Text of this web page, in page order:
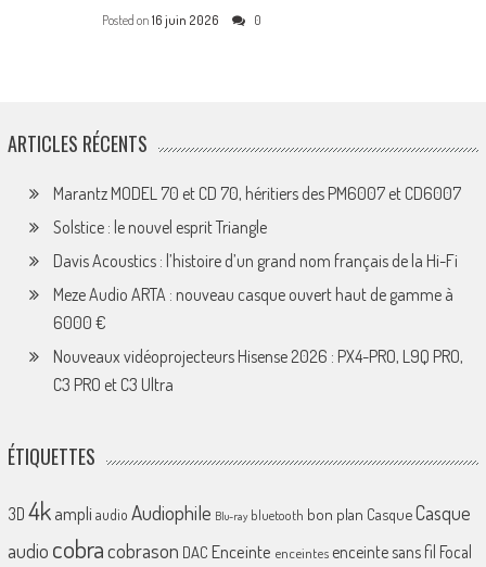
Posted on 16 juin 2026 0
ARTICLES RÉCENTS
Marantz MODEL 70 et CD 70, héritiers des PM6007 et CD6007
Solstice : le nouvel esprit Triangle
Davis Acoustics : l’histoire d’un grand nom français de la Hi-Fi
Meze Audio ARTA : nouveau casque ouvert haut de gamme à
6000 €
Nouveaux vidéoprojecteurs Hisense 2026 : PX4-PRO, L9Q PRO,
C3 PRO et C3 Ultra
ÉTIQUETTES
3D 4k ampliaudio Audiophile Blu-ray bluetooth bon plan CasqueCasque
audio cobracobrason DAC Enceinte enceintes enceinte sans fil Focal